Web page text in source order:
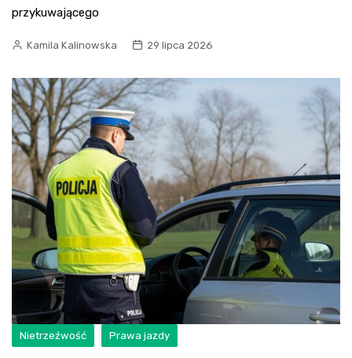
przykuwającego
Kamila Kalinowska 29 lipca 2026
Nietrzeźwość Prawa jazdy